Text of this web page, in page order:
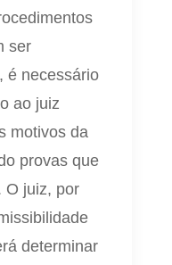
ser
é necessário
ao juiz
motivos da
provas que
O juiz, por
determinar